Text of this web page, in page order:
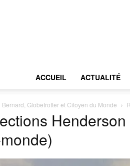
ACCUEIL ACTUALITÉ
Bernard, Globetrotter et Citoyen du Monde